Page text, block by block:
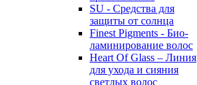
SU - Средства для
защиты от солнца
Finest Pigments - Био-
ламинирование волос
Heart Of Glass – Линия
для ухода и сияния
светлых волос